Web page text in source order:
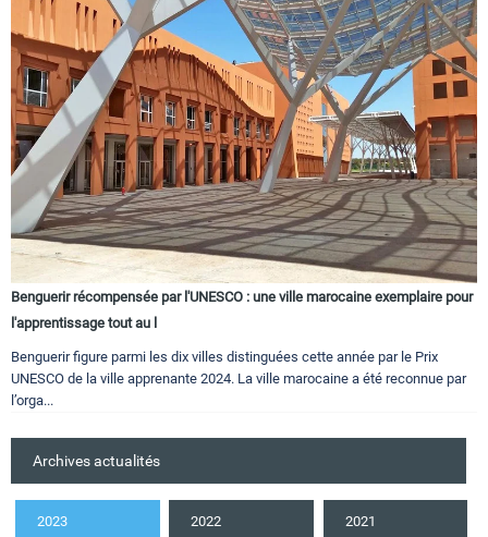
Benguerir récompensée par l'UNESCO : une ville marocaine exemplaire pour
l'apprentissage tout au l
Benguerir figure parmi les dix villes distinguées cette année par le Prix
UNESCO de la ville apprenante 2024. La ville marocaine a été reconnue par
l’orga...
Archives actualités
2023 2022 2021